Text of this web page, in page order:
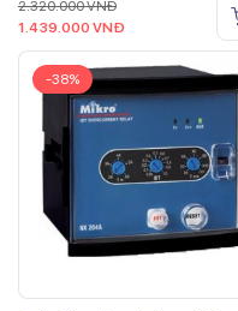
2.320.000VNĐ
1.439.000 VNĐ
-38%